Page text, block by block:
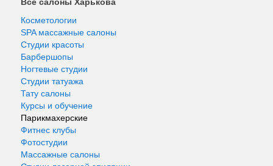
Косметологии
SPA массажные салоны
Студии красоты
Барбершопы
Ногтевые студии
Студии татуажа
Тату салоны
Курсы и обучение
Парикмахерские
Фитнес клубы
Фотостудии
Массажные салоны